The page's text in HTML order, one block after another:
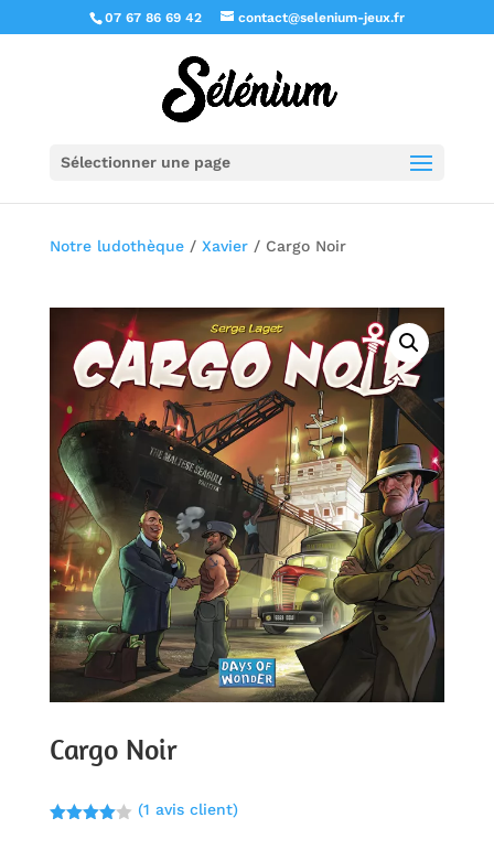
07 67 86 69 42 contact@selenium-jeux.fr
Sélectionner une page
Notre ludothèque/ Xavier/ Cargo Noir
Cargo Noir
(1 avis client)